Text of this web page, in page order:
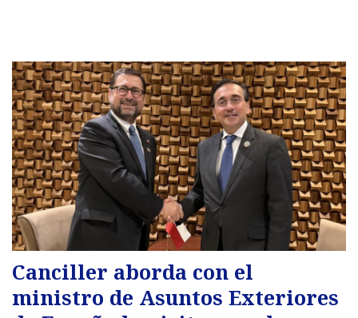
Canciller aborda con el
ministro de Asuntos Exteriores